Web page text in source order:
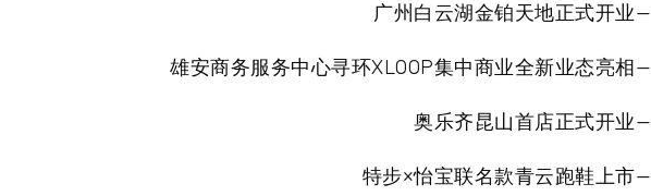
广州白云湖金铂天地正式开业—
雄安商务服务中心寻环XLOOP集中商业全新业态亮相—
奥乐齐昆山首店正式开业—
特步×怡宝联名款青云跑鞋上市—